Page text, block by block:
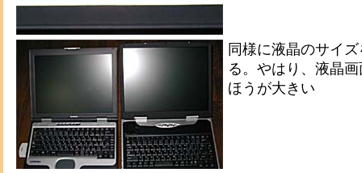
同様に液晶のサイ
る。やはり、液晶
ほうが大きい